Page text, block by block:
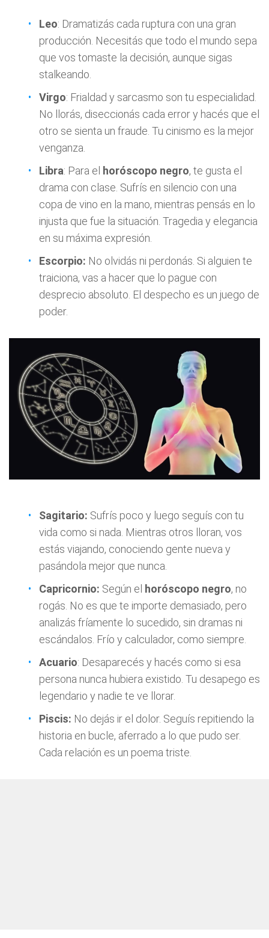
Leo: Dramatizás cada ruptura con una gran
producción. Necesitás que todo el mundo sepa
que vos tomaste la decisión, aunque sigas
stalkeando.
Virgo: Frialdad y sarcasmo son tu especialidad.
No llorás, diseccionás cada error y hacés que el
otro se sienta un fraude. Tu cinismo es la mejor
venganza.
Libra: Para el horóscopo negro, te gusta el
drama con clase. Sufrís en silencio con una
copa de vino en la mano, mientras pensás en lo
injusta que fue la situación. Tragedia y elegancia
en su máxima expresión.
Escorpio: No olvidás ni perdonás. Si alguien te
traiciona, vas a hacer que lo pague con
desprecio absoluto. El despecho es un juego de
poder.
Sagitario: Sufrís poco y luego seguís con tu
vida como si nada. Mientras otros lloran, vos
estás viajando, conociendo gente nueva y
pasándola mejor que nunca.
Capricornio: Según el horóscopo negro, no
rogás. No es que te importe demasiado, pero
analizás fríamente lo sucedido, sin dramas ni
escándalos. Frío y calculador, como siempre.
Acuario: Desaparecés y hacés como si esa
persona nunca hubiera existido. Tu desapego es
legendario y nadie te ve llorar.
Piscis: No dejás ir el dolor. Seguís repitiendo la
historia en bucle, aferrado a lo que pudo ser.
Cada relación es un poema triste.